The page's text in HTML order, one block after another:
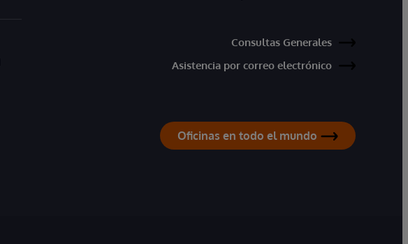
Consultas Generales
Asistencia por correo electrónico
Oficinas en todo el mundo